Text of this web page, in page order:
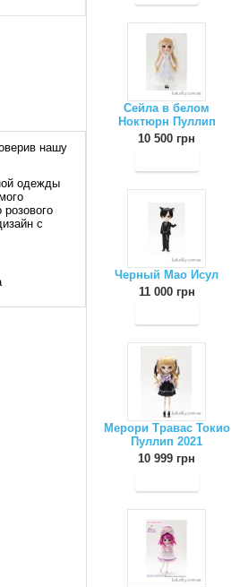
Сейла в белом
Ноктюрн Пуллип
10 500 грн
Черный Мао Исул
11 000 грн
Мерори Травас Токио
Пуллип 2021
10 999 грн
нашу
одежды
с